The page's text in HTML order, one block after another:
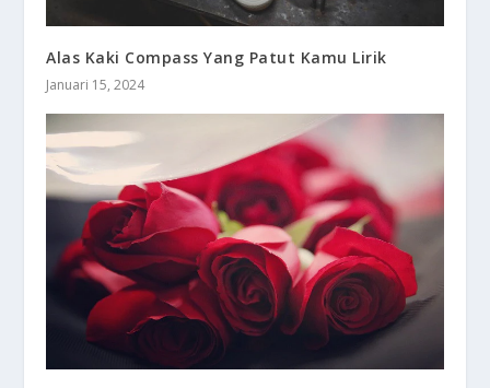
Alas Kaki Compass Yang Patut Kamu Lirik
Januari 15, 2024